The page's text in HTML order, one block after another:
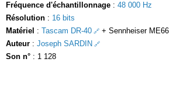
Fréquence d'échantillonnage : 48 000 Hz
Résolution : 16 bits
Matériel : Tascam DR-40
+ Sennheiser ME66
Auteur : Joseph SARDIN
Son n° : 1 128